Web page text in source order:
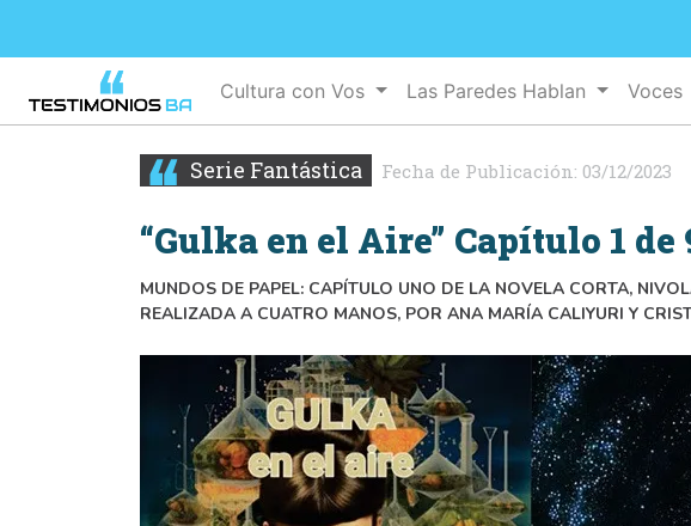
Cultura con Vos Las Paredes Hablan Voces
Serie Fantástica Fecha de Publicación: 03/12/2023
“Gulka en el Aire” Capítulo 1 de
MUNDOS DE PAPEL: CAPÍTULO UNO DE LA NOVELA CORTA,
REALIZADA A CUATRO MANOS, POR ANA MARÍA CALIYURI Y